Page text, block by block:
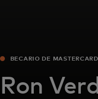
BECARIO DE
Ron